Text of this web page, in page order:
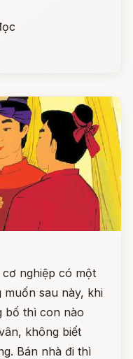
nghiệp có một
muốn sau này, khi
bố thì con nào
không biết
Bán nhà đi thì